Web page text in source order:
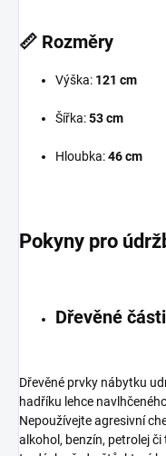
📏 Rozměry
Výška: 121 cm
Šířka:53 cm
Hloubka:46 cm
Pokyny pro
Dřevěné části
Dřevěné prvky nábytku
hadříku lehce
Nepoužívejte agresivní
alkohol, benzín, petrolej